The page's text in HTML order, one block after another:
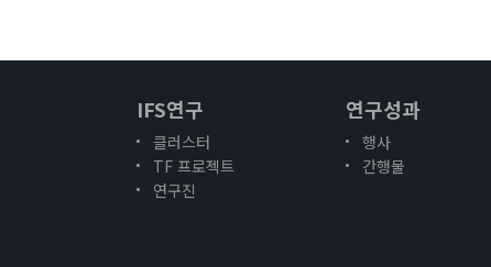
IFS연구
클러스터
TF 프로젝트
연구진
연구성과
행사
간행물